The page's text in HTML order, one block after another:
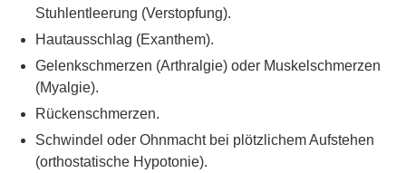
Stuhlentleerung (Verstopfung).
Hautausschlag (Exanthem).
Gelenkschmerzen (Arthralgie) oder Muskelschmerzen
(Myalgie).
Rückenschmerzen.
Schwindel oder Ohnmacht bei plötzlichem Aufstehen
(orthostatische Hypotonie).